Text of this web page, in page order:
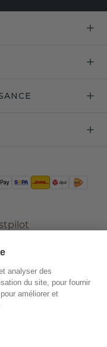
analyser des
du site, pour fournir
améliorer et